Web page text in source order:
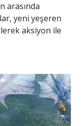
arasında
yeni yeşeren
aksiyon ile